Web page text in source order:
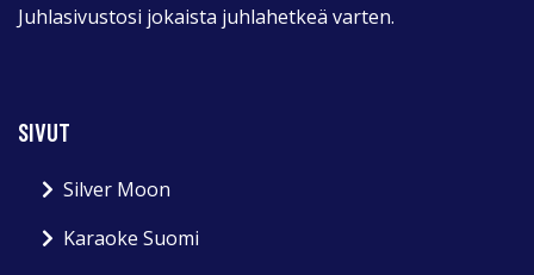
Juhlasivustosi jokaista juhlahetkeä varten.
SIVUT
Silver Moon
Karaoke Suomi